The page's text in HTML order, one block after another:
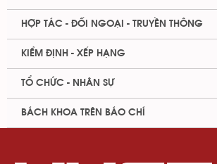
HỢP TÁC - ĐỐI NGOẠI - TRUYỀN THÔNG
KIỂM ĐỊNH - XẾP HẠNG
TỔ CHỨC - NHÂN SỰ
BÁCH KHOA TRÊN BÁO CHÍ